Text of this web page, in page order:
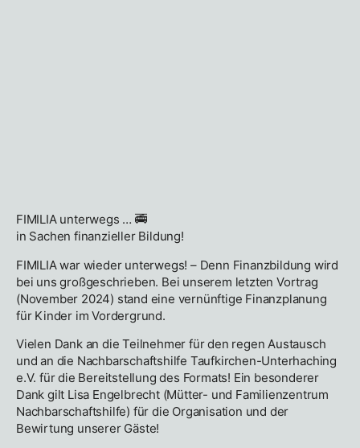
FIMILIA unterwegs … 🚎
in Sachen finanzieller Bildung!
FIMILIA war wieder unterwegs! – Denn Finanzbildung wird
bei uns großgeschrieben. Bei unserem letzten Vortrag
(November 2024) stand eine vernünftige Finanzplanung
für Kinder im Vordergrund.
Vielen Dank an die Teilnehmer für den regen Austausch
und an die Nachbarschaftshilfe Taufkirchen-Unterhaching
e.V. für die Bereitstellung des Formats! Ein besonderer
Dank gilt Lisa Engelbrecht (Mütter- und Familienzentrum
Nachbarschaftshilfe) für die Organisation und der
Bewirtung unserer Gäste!